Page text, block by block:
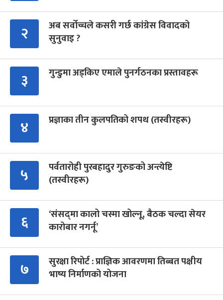
२
अब सर्वोच्चले कसरी गर्छ कांग्रेस विवादको
सुनुवाइ ?
३ गुन्डुमा अड्किए एमाले पुनर्गठनका प्रस्तावहरू
४ प्रज्ञाका तीन कुलपतिको शपथ (तस्वीरहरू)
५
पर्वतारोही पुरबहादुर गुरुङको अन्त्येष्टि
(तस्वीरहरू)
६
‘संसद्‍मा कालो चस्मा खोल्नू, बैठक चल्दा सेयर
कारोबार नगर्नू’
७
सुरक्षा रिपोर्ट : प्राज्ञिक आवरणमा तिब्बत पक्षीय
भाष्य निर्माणको योजना